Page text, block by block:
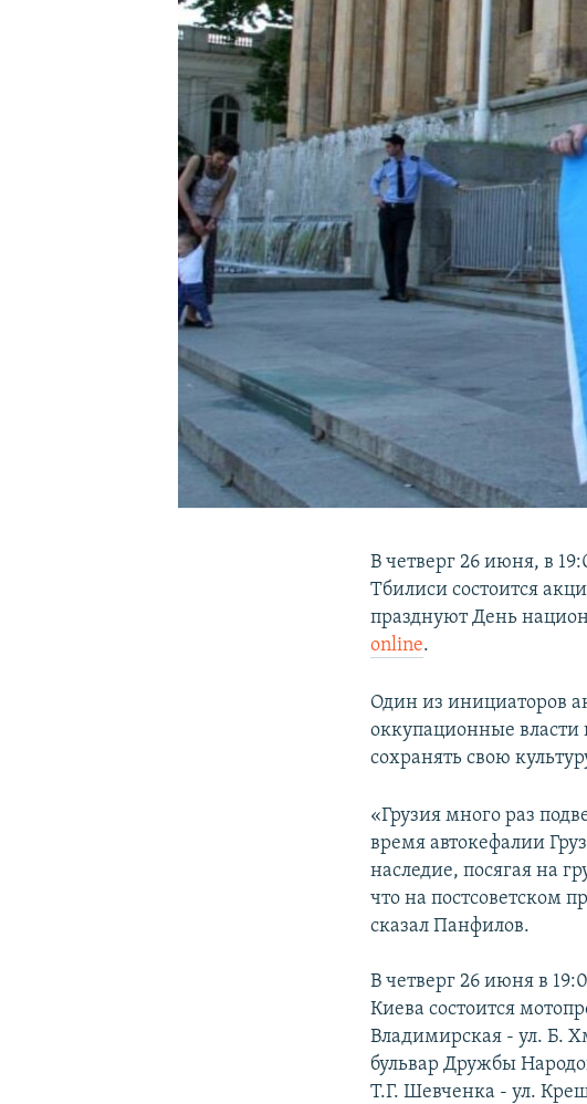
КРЫМ.НЕПОКОРЕННЫЙ
УКРАИНСКАЯ ПРОБЛЕМА КРЫМА
В четверг 26 июня, в
Тбилиси состоится
празднуют День
online.
Один из инициаторов
оккупационные власти
сохранять свою
«Грузия много раз
время автокефалии
наследие, посягая на
что на постсоветском
сказал Панфилов.
В четверг 26 июня в
Киева состоится
Владимирская - ул. Б.
бульвар Дружбы
Т.Г. Шевченка - ул.